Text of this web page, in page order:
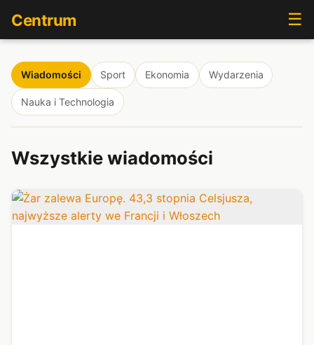
Centrum ☰
Wiadomości Sport Ekonomia Wydarzenia
Nauka i Technologia
Wszystkie wiadomości